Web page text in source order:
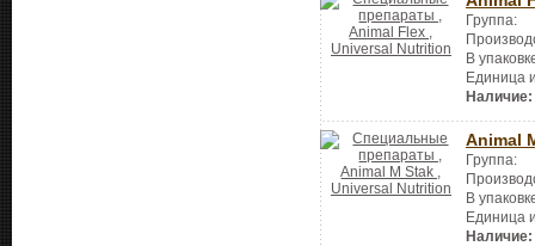
Группа:
В
Единица
Наличие:
Animal
Группа:
В
Единица
Наличие: